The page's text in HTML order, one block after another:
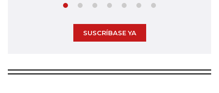
SUSCRÍBASE YA